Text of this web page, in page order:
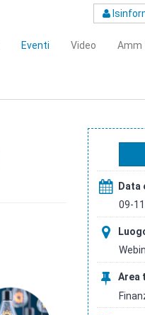
Eventi Video Amm
Data
09-
Area